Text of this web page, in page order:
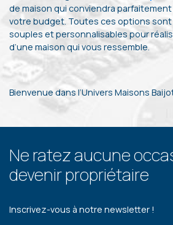
de maison qui conviendra parfaitement
votre budget. Toutes ces options
souples et personnalisables pour
d’une maison qui vous ressemble.
Bienvenue dans l’Univers Maisons
Ne ratez aucune
devenir propriétaire
Inscrivez-vous à notre newsletter !